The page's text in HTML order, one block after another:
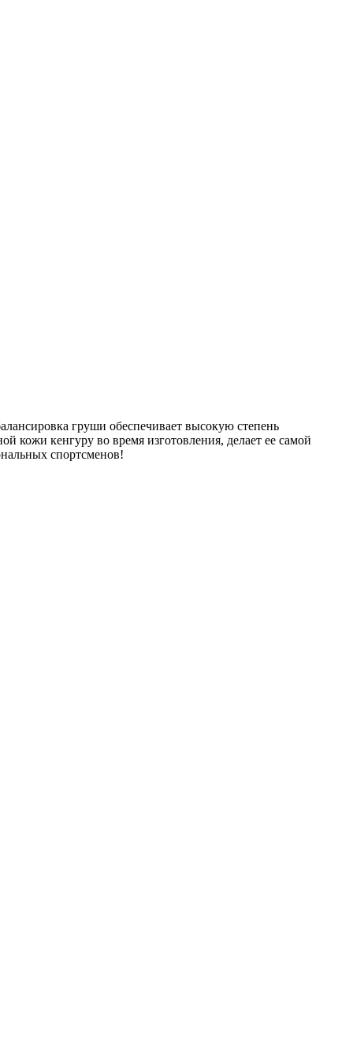
груши обеспечивает высокую степень
кожи кенгуру во время изготовления, делает ее самой
спортсменов!